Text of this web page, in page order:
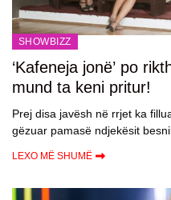
SHOWBIZZ
‘Kafeneja jonë’ po
mund ta keni pritur!
Prej disa javësh në rrjet ka
gëzuar pamasë ndjekësit
LEXO MË SHUMË